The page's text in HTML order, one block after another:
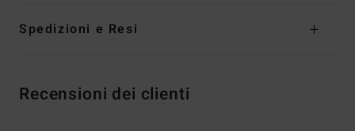
Spedizioni e Resi
Recensioni dei clienti